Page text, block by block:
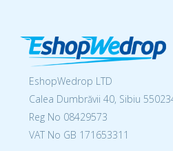
EshopWedrop LTD
Calea Dumbrăvii 40, Sibiu
Reg No 08429573
VAT No GB 171653311